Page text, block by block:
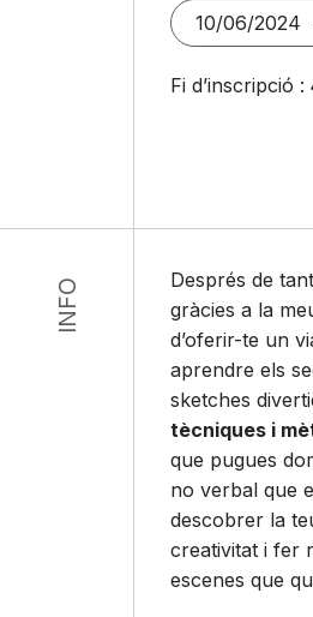
10/06/2024
Fi d’inscripció :
INFO
Després de
gràcies a la
d’oferir-te un
aprendre els
sketches
tècniques i
que pugues
no verbal que
descobrer la
creativitat i fer
escenes que